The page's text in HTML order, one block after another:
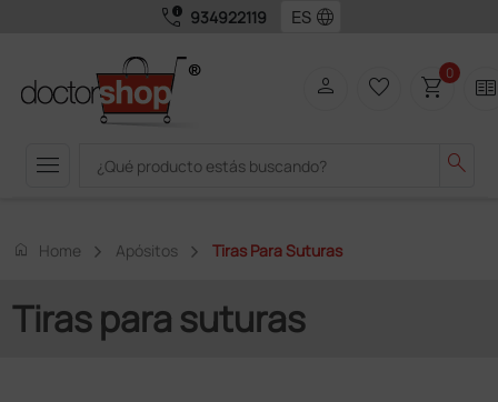
call_quality 934922119 language
menu search
person favorite_border shopping_cart0 two_pager
home Home Apósitos Tiras Para Suturas
Tiras para suturas